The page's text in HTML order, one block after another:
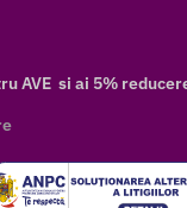
AVE si ai 5%